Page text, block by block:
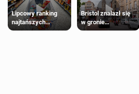
Lipcowy ranking
najtańszych
supermarketów
Bristol znalazł się
w gronie
najlepszych